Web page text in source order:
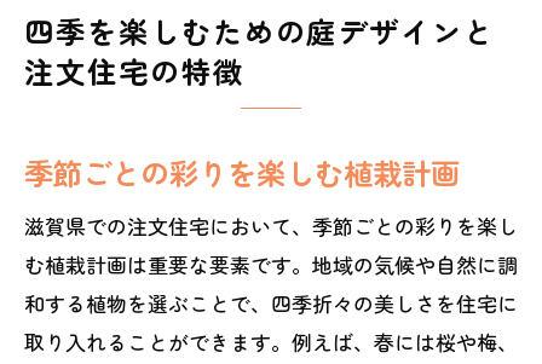
四季を楽しむための庭デザインと
注文住宅の特徴
季節ごとの彩りを楽しむ植栽計画
滋賀県での注文住宅において、季節ごとの彩りを楽し
む植栽計画は重要な要素です。地域の気候や自然に調
和する植物を選ぶことで、四季折々の美しさを住宅に
取り入れることができます。例えば、春には桜や梅、